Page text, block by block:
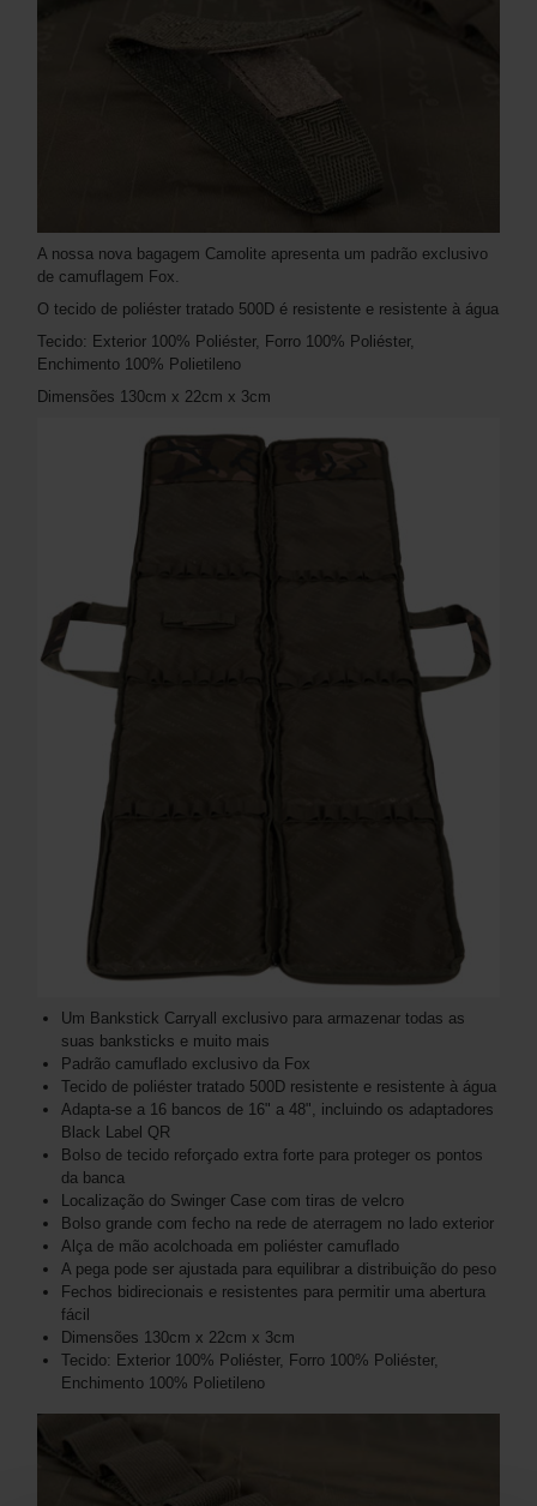
A nossa nova bagagem Camolite apresenta um padrão exclusivo
de camuflagem Fox.
O tecido de poliéster tratado 500D é resistente e resistente à água
Tecido: Exterior 100% Poliéster, Forro 100% Poliéster,
Enchimento 100% Polietileno
Dimensões 130cm x 22cm x 3cm
Um Bankstick Carryall exclusivo para armazenar todas as
suas banksticks e muito mais
Padrão camuflado exclusivo da Fox
Tecido de poliéster tratado 500D resistente e resistente à água
Adapta-se a 16 bancos de 16" a 48", incluindo os adaptadores
Black Label QR
Bolso de tecido reforçado extra forte para proteger os pontos
da banca
Localização do Swinger Case com tiras de velcro
Bolso grande com fecho na rede de aterragem no lado exterior
Alça de mão acolchoada em poliéster camuflado
A pega pode ser ajustada para equilibrar a distribuição do peso
Fechos bidirecionais e resistentes para permitir uma abertura
fácil
Dimensões 130cm x 22cm x 3cm
Tecido: Exterior 100% Poliéster, Forro 100% Poliéster,
Enchimento 100% Polietileno